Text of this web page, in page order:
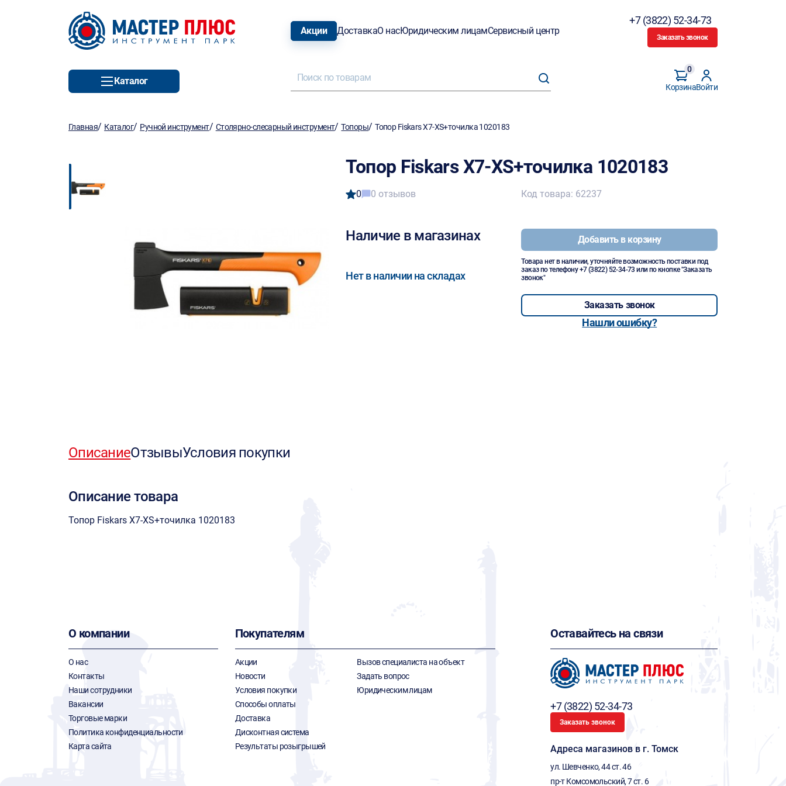
Акции ДоставкаО насЮридическим лицамСервисный центр
+7 (3822) 52-34-73
Заказать звонок
Каталог
Корзина
0
Войти
Главная/ Каталог/ Ручной инструмент/ Столярно-слесарный инструмент/Топоры/Топор Fiskars Х7-XS+точилка 1020183
Топор Fiskars Х7-XS+точилка 1020183
0 0 отзывов
Наличие в магазинах
Нет в наличии на складах
Код товара: 62237
Добавить в корзину
Товара нет в наличии, уточняйте возможность поставки под
заказ по телефону+7 (3822) 52-34-73 или по кнопке "Заказать
звонок"
Заказать звонок
Нашли ошибку?
ОписаниеОтзывыУсловия покупки
Описание товара
Топор Fiskars Х7-XS+точилка 1020183
О компании
О нас
Контакты
Наши сотрудники
Вакансии
Торговые марки
Политика конфиденциальности
Карта сайта
Покупателям
Акции
Новости
Условия покупки
Способы оплаты
Доставка
Дисконтная система
Результаты розыгрышей
Вызов специалиста на объект
Задать вопрос
Юридическим лицам
Оставайтесь на связи
+7 (3822) 52-34-73
Заказать звонок
Адреса магазинов в г. Томск
ул. Шевченко, 44 ст. 46
пр-т Комсомольский, 7 ст. 6